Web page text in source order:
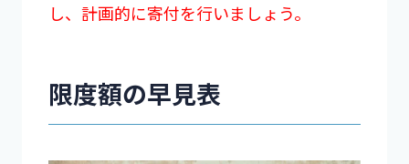
し、計画的に寄付を行いましょう。
限度額の早見表